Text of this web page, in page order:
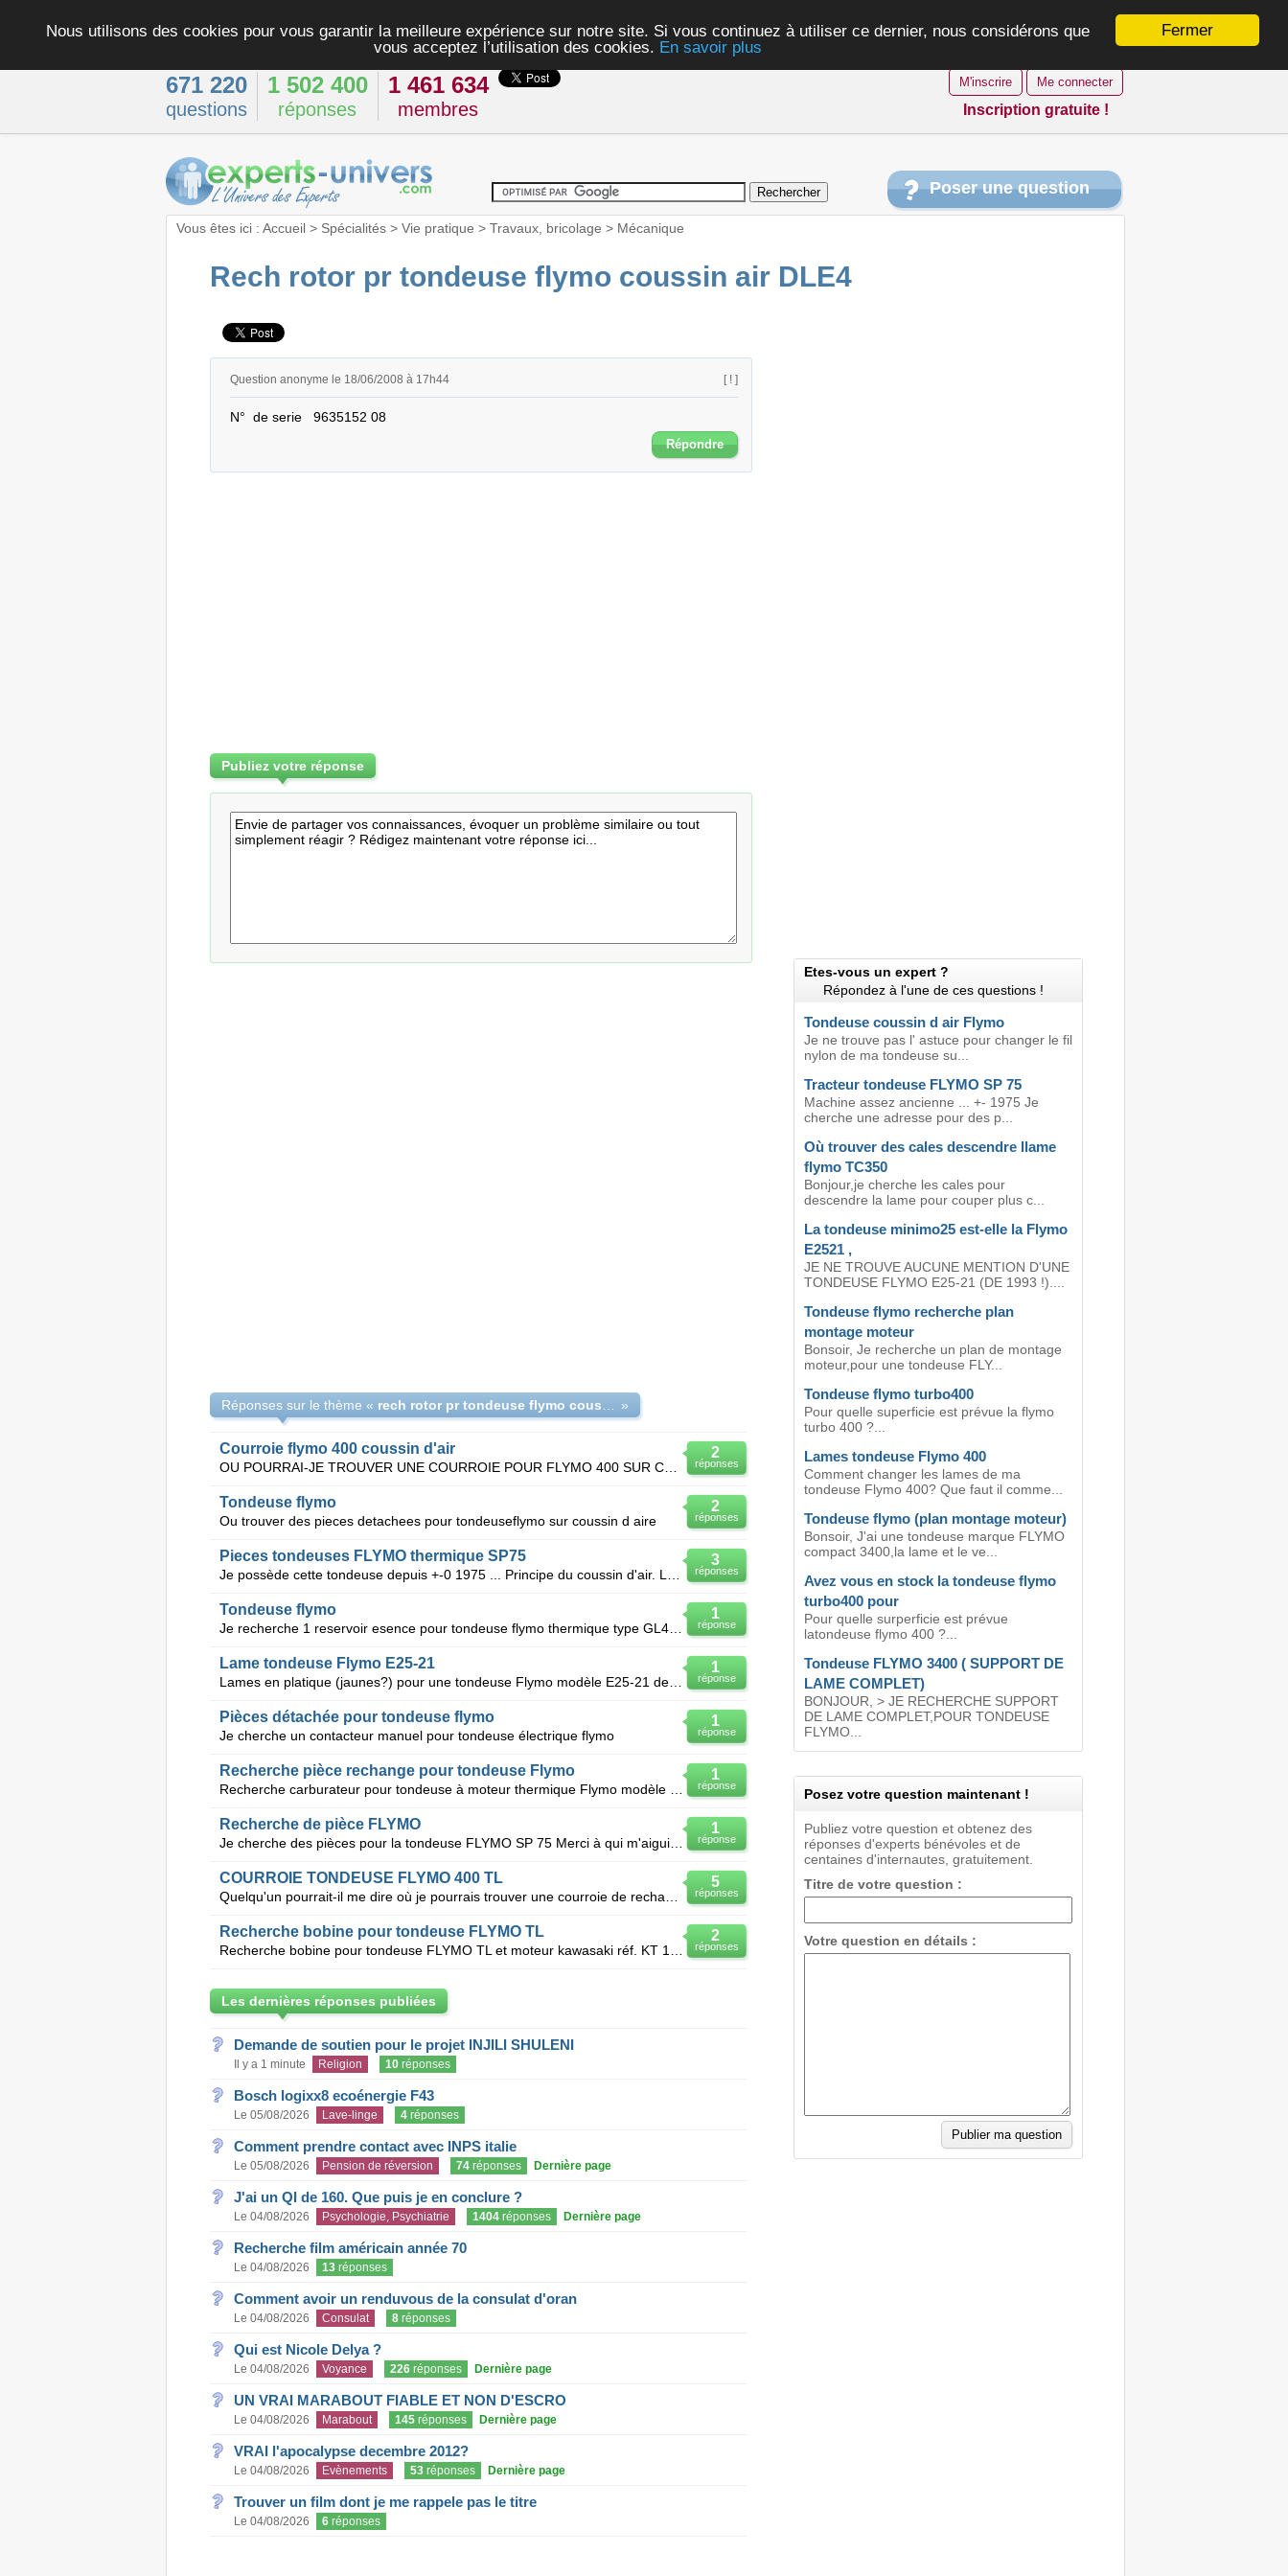
Fermer
Nous utilisons des cookies pour vous garantir la meilleure expérience sur notre site. Si vous continuez à utiliser ce dernier, nous considérons que
vous acceptez l’utilisation des cookies. En savoir plus
671 220
questions
1 502 400
réponses
1 461 634
membres
M'inscrire Me connecter
Inscription gratuite !
Poser une question
Vous êtes ici : Accueil> Spécialités> Vie pratique > Travaux, bricolage > Mécanique
Rech rotor pr tondeuse flymo coussin air DLE4
Question anonyme le 18/06/2008 à 17h44 [ ! ]
N°  de serie   9635152 08
Répondre
Publiez votre réponse
Réponses sur le thème « »
2
réponses
Courroie flymo 400 coussin d'air
OU POURRAI-JE TROUVER UNE COURROIE POUR FLYMO 400 SUR COUSSIN D'AIR DANS LE 83 ,
2
réponses
Tondeuse flymo
Ou trouver des pieces detachees pour tondeuseflymo sur coussin d aire
3
réponses
Pieces tondeuses FLYMO thermique SP75
1
réponse
Tondeuse flymo
Je recherche 1 reservoir esence pour tondeuse flymo thermique type GL45 merci pour vos réponses
1
réponse
Lame tondeuse Flymo E25-21
Lames en platique (jaunes?) pour une tondeuse Flymo modèle E25-21 de 1993!
1
réponse
Pièces détachée pour tondeuse flymo
Je cherche un contacteur manuel pour tondeuse électrique flymo
1
réponse
Recherche pièce rechange pour tondeuse Flymo
1
réponse
Recherche de pièce FLYMO
Je cherche des pièces pour la tondeuse FLYMO SP 75 Merci à qui m'aiguillera vers une adresse
5
réponses
COURROIE TONDEUSE FLYMO 400 TL
2
réponses
Recherche bobine pour tondeuse FLYMO TL
Les dernières réponses publiées
Demande de soutien pour le projet INJILI SHULENI
Il y a 1 minute Religion 10réponses
Bosch logixx8 ecoénergie F43
Le 05/08/2026 Lave-linge 4réponses
Comment prendre contact avec INPS italie
Le 05/08/2026 Pension de réversion 74réponses Dernière page
J'ai un QI de 160. Que puis je en conclure ?
Le 04/08/2026 Psychologie, Psychiatrie 1404réponses Dernière page
Recherche film américain année 70
Le 04/08/2026 13réponses
Comment avoir un renduvous de la consulat d'oran
Le 04/08/2026 Consulat 8réponses
Qui est Nicole Delya ?
Le 04/08/2026 Voyance 226réponses Dernière page
UN VRAI MARABOUT FIABLE ET NON D'ESCRO
Le 04/08/2026 Marabout 145réponses Dernière page
VRAI l'apocalypse decembre 2012?
Le 04/08/2026 Evènements 53réponses Dernière page
Trouver un film dont je me rappele pas le titre
Le 04/08/2026 6réponses
Etes-vous un expert ?
Répondez à l'une de ces questions !
Tondeuse coussin d air Flymo
Je ne trouve pas l' astuce pour changer le fil
nylon de ma tondeuse su...
Tracteur tondeuse FLYMO SP 75
Machine assez ancienne ... +- 1975 Je
cherche une adresse pour des p...
Où trouver des cales descendre llame
flymo TC350
Bonjour,je cherche les cales pour
descendre la lame pour couper plus c...
La tondeuse minimo25 est-elle la Flymo
E2521 ,
JE NE TROUVE AUCUNE MENTION D'UNE
TONDEUSE FLYMO E25-21 (DE 1993 !)....
Tondeuse flymo recherche plan
montage moteur
Bonsoir, Je recherche un plan de montage
moteur,pour une tondeuse FLY...
Tondeuse flymo turbo400
Pour quelle superficie est prévue la flymo
turbo 400 ?...
Lames tondeuse Flymo 400
Comment changer les lames de ma
tondeuse Flymo 400? Que faut il comme...
Tondeuse flymo (plan montage moteur)
Bonsoir, J'ai une tondeuse marque FLYMO
compact 3400,la lame et le ve...
Avez vous en stock la tondeuse flymo
turbo400 pour
Pour quelle surperficie est prévue
latondeuse flymo 400 ?...
Tondeuse FLYMO 3400 ( SUPPORT DE
LAME COMPLET)
BONJOUR, > JE RECHERCHE SUPPORT
DE LAME COMPLET,POUR TONDEUSE
FLYMO...
Posez votre question maintenant !
Publiez votre question et obtenez des
réponses d'experts bénévoles et de
centaines d'internautes, gratuitement.
Titre de votre question :
Votre question en détails :